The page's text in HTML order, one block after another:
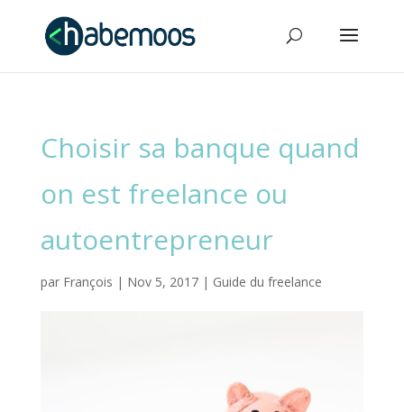
Choisir sa banque quand
on est freelance ou
autoentrepreneur
par François | Nov 5, 2017| Guide du freelance